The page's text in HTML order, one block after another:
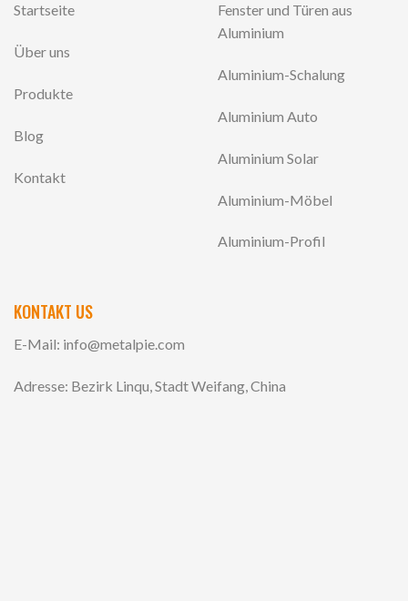
Startseite
Über uns
Produkte
Blog
Kontakt
Fenster und Türen aus
Aluminium
Aluminium-Schalung
Aluminium Auto
Aluminium Solar
Aluminium-Möbel
Aluminium-Profil
KONTAKT US
E-Mail: info@metalpie.com
Adresse: Bezirk Linqu, Stadt Weifang, China